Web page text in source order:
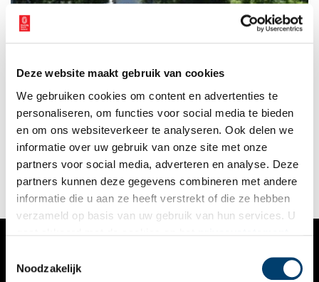
Deze website maakt gebruik van cookies
We gebruiken cookies om content en advertenties te
personaliseren, om functies voor social media te bieden
en om ons websiteverkeer te analyseren. Ook delen we
informatie over uw gebruik van onze site met onze
partners voor social media, adverteren en analyse. Deze
partners kunnen deze gegevens combineren met andere
informatie die u aan ze heeft verstrekt of die ze hebben
verzameld op basis van uw gebruik van hun services. U
Noodzakelijk
Is Hoofddorp een plaats waar je rond kunt dwalen? Nou en of.
Loop (in gedachten) maar even mee langs de Hoofdvaart en
verbaas je over wat er te zien is. Hier, op de bodem van het
droog gepompte Haarlemmermeer, stichtten de pioniers een
dorpje. Op het kruispunt van twee vaarten. Kruisdorp heette
het. Het Hoofddorp van nu met monumentale panden.
VERHALEN